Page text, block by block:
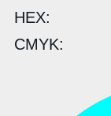
HEX:
CMYK: